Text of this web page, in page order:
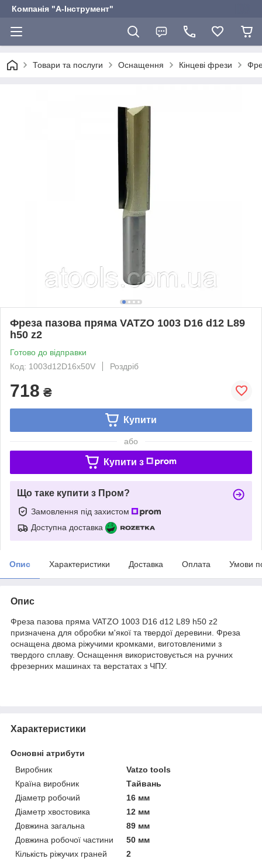
Компанія "А-Інструмент"
Товари та послуги Оснащення Кінцеві фрези
Фреза пазова пряма VATZO 1003 D16 d12 L89
h50 z2
Готово до відправки
Код: 1003d12D16x50V
Роздріб
718 ₴
Купити
або
Купити з
Що таке купити з Пром?
Замовлення під захистом
Доступна доставка
Опис Характеристики Доставка Оплата Умови
Опис
Фреза пазова пряма VATZO 1003 D16 d12 L89 h50 z2
призначена для обробки м'якої та твердої деревини. Фреза
оснащена двома ріжучими кромками, виготовленими з
твердого сплаву. Оснащення використовується на ручних
фрезерних машинах та верстатах з ЧПУ.
Характеристики
Основні атрибути
Виробник
Vatzo tools
Країна виробник
Тайвань
Діаметр робочий
16 мм
Діаметр хвостовика
12 мм
Довжина загальна
89 мм
Довжина робочої частини
50 мм
Кількість ріжучих граней
2